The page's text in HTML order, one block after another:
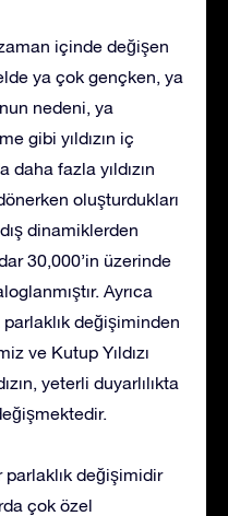
zaman içinde değişen
ya çok gençken, ya
nedeni, ya
gibi yıldızın iç
fazla yıldızın
oluşturdukları
dinamiklerden
30,000’in üzerinde
Ayrıca
parlaklık değişiminden
ve Kutup Yıldızı
yeterli duyarlılıkta
parlaklık değişimidir
çok özel